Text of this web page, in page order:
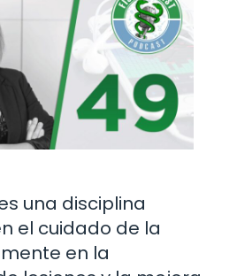
una disciplina
el cuidado de la
en la